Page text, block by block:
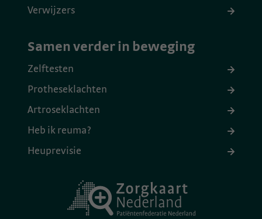
Verwijzers
Samen verder in beweging
Zelftesten
Protheseklachten
Artroseklachten
Heb ik reuma?
Heuprevisie